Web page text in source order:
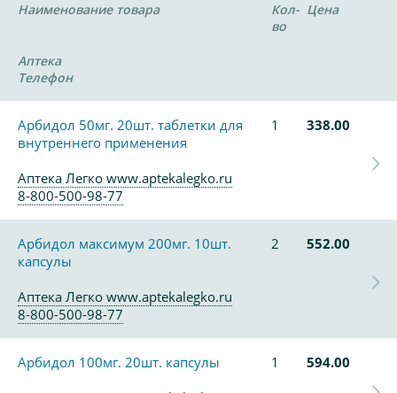
Наименование товара
Кол-
во
Цена
Аптека
Телефон
Арбидол 50мг. 20шт. таблетки для
внутреннего применения
1 338.00
Аптека Легко www.aptekalegko.ru
8-800-500-98-77
Арбидол максимум 200мг. 10шт.
капсулы
2 552.00
Аптека Легко www.aptekalegko.ru
8-800-500-98-77
Арбидол 100мг. 20шт. капсулы 1
594.00